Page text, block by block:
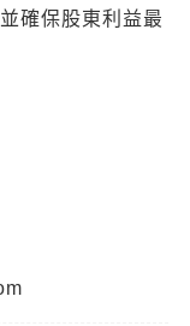
確保股東利益最